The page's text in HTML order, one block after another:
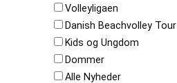
Volleyligaen
Danish Beachvolley Tour
Kids og Ungdom
Dommer
Alle Nyheder